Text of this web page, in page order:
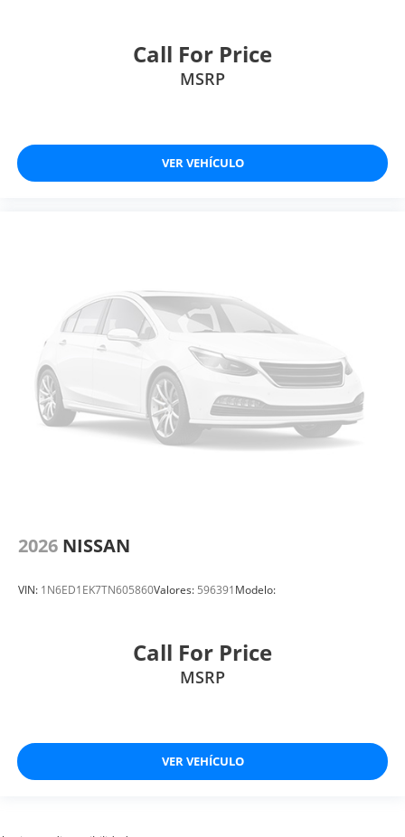
Call For Price
MSRP
VER VEHÍCULO
2026 NISSAN
VIN: 1N6ED1EK7TN605860Valores: 596391Modelo:
Call For Price
MSRP
VER VEHÍCULO